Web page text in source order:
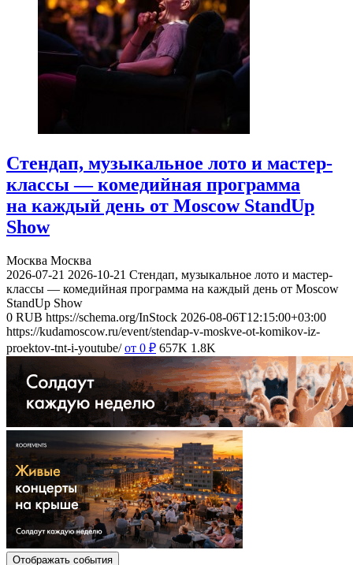
Стендап, музыкальное лото и мастер-
классы — комедийная программа
на каждый день от Moscow StandUp
Show
Москва Москва
2026-07-21 2026-10-21 Стендап, музыкальное лото и мастер-
классы — комедийная программа на каждый день от Moscow
StandUp Show
0 RUB https://schema.org/InStock 2026-08-06T12:15:00+03:00
https://kudamoscow.ru/event/stendap-v-moskve-ot-komikov-iz-
proektov-tnt-i-youtube/ от 0 ₽ 657K 1.8K
Отображать события